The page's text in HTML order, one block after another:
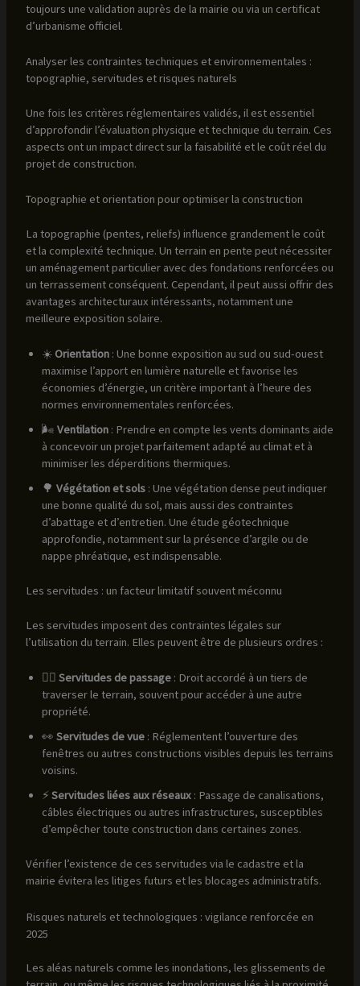
toujours une validation auprès de la mairie ou via un certificat
d’urbanisme officiel.
Analyser les contraintes techniques et environnementales :
topographie, servitudes et risques naturels
Une fois les critères réglementaires validés, il est essentiel
d’approfondir l’évaluation physique et technique du terrain. Ces
aspects ont un impact direct sur la faisabilité et le coût réel du
projet de construction.
Topographie et orientation pour optimiser la construction
La topographie (pentes, reliefs) influence grandement le coût
et la complexité technique. Un terrain en pente peut nécessiter
un aménagement particulier avec des fondations renforcées ou
un terrassement conséquent. Cependant, il peut aussi offrir des
avantages architecturaux intéressants, notamment une
meilleure exposition solaire.
☀️ Orientation: Une bonne exposition au sud ou sud-ouest
maximise l’apport en lumière naturelle et favorise les
économies d’énergie, un critère important à l’heure des
normes environnementales renforcées.
🌬️ Ventilation: Prendre en compte les vents dominants aide
à concevoir un projet parfaitement adapté au climat et à
minimiser les déperditions thermiques.
🌳 Végétation et sols: Une végétation dense peut indiquer
une bonne qualité du sol, mais aussi des contraintes
d’abattage et d’entretien. Une étude géotechnique
approfondie, notamment sur la présence d’argile ou de
nappe phréatique, est indispensable.
Les servitudes : un facteur limitatif souvent méconnu
Les servitudes imposent des contraintes légales sur
l’utilisation du terrain. Elles peuvent être de plusieurs ordres :
🚶‍♂️ Servitudes de passage: Droit accordé à un tiers de
traverser le terrain, souvent pour accéder à une autre
propriété.
👀 Servitudes de vue: Réglementent l’ouverture des
fenêtres ou autres constructions visibles depuis les terrains
voisins.
⚡Servitudes liées aux réseaux: Passage de canalisations,
câbles électriques ou autres infrastructures, susceptibles
d’empêcher toute construction dans certaines zones.
Vérifier l’existence de ces servitudes via le cadastre et la
mairie évitera les litiges futurs et les blocages administratifs.
Risques naturels et technologiques : vigilance renforcée en
2025
Les aléas naturels comme les inondations, les glissements de